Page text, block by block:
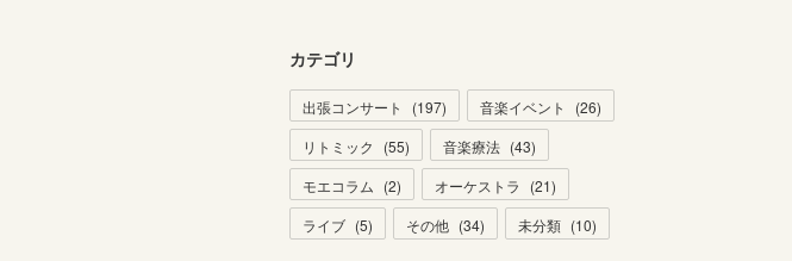
カテゴリ
出張コンサート (197) 音楽イベント (26)
リトミック
(55) 音楽療法 (43)
モエコラム (2) オーケストラ (21)
ライブ (5) その他 (34) 未分類 (10)